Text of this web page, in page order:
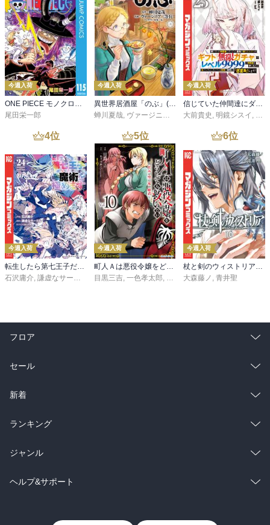
今週入荷
ONE PIECE モノクロ版 115
尾田栄一郎
今週入荷
異世界居酒屋「のぶ」(22)
蝉川夏哉, ヴァージニア二等兵 ,転
今週入荷
信じていた仲間達にダンジョン奥地で殺されかけたがギフト『無限ガチャ』でレベル９９９９の仲間達を手に入れて元パーティーメンバーと世界に復讐＆『ざまぁ！』します！（２３）
大前貴史 , 明鏡シスイ , ｔ
4位
今週入荷
石沢庸介 謙虚なサークル メル。
5位
今週入荷
目黒三吉 一色孝太郎 Parum
6位
今週入荷
大森藤ノ 青井聖
フロア
総合
ラノベ
雑誌・グラビア
BL・TL
セール
総合
ラノベ
雑誌・グラビア
BL・TL
新着
総合
ラノベ
雑誌・グラビア
ランキング
総合
ラノベ
ジャンル
コミック
ヘルプ&サポート